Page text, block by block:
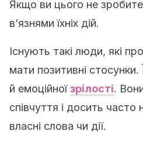
Якщо ви цього не
в’язнями їхніх дій.
Існують такі люди, які
мати позитивні
й емоційноїзрілості.
співчуття і досить
власні слова чи дії.